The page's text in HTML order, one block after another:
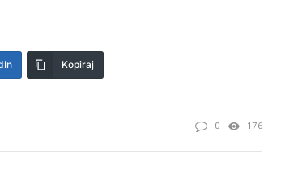
Kopiraj
0 176